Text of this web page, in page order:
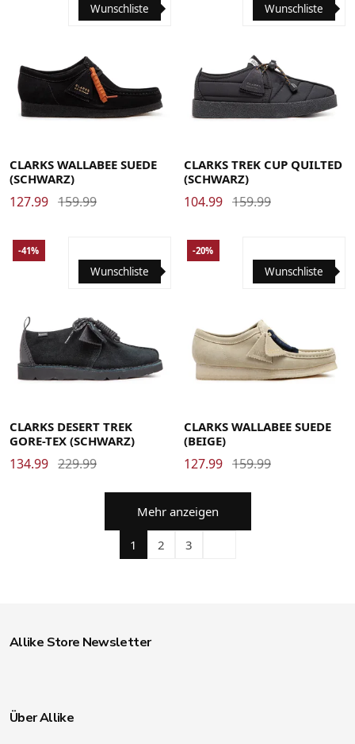
3939.5404141.54242.543
Wunschliste
CLARKS WALLABEE SUEDE
(SCHWARZ)
127.99 159.99
383939.5404141.54242.54344
Wunschliste
CLARKS TREK CUP QUILTED
(SCHWARZ)
104.99 159.99
3939.5404141.54242.5
Wunschliste
-41%
CLARKS DESERT TREK
GORE-TEX (SCHWARZ)
134.99 229.99
39.5404141.54242.5
Wunschliste
-20%
CLARKS WALLABEE SUEDE
(BEIGE)
127.99 159.99
Mehr anzeigen
1 2 3
Allike Store Newsletter
Über Allike